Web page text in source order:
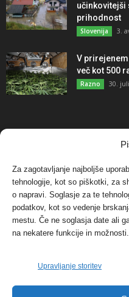
Za zagotavljanje najboljše
tehnologije, kot so piškotki, za
o napravi. Soglasje za te
podatkov, kot so vedenje
mestu. Če ne soglasja date ali
na nekatere funkcije in možnosti.
Upravljanje storitev
učinkovitejši
prihodnost
Slovenija 3.
V
več kot 500
Razno 30.
NAJBOLJ
Protest proti
svetu pa
Dogodki 12.
Tožilstvo v
Verbund
FOTO: